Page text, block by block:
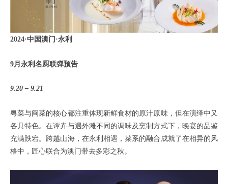
2024·中国澳门·永利
9月永利名厨联弹预告
9.20 – 9.21
粤菜与闽菜的核心都注重体现新鲜食材的原汁原味，但在演绎中又
各具特色。在谭卉与遇外滩不同的调味及烹制方式下，晚宴的品鉴
充满跌宕。跨越山海，在永利相遇，菜系的融合成就了在相异的风
格中，匠心联合为澳门带去多彩之秋。